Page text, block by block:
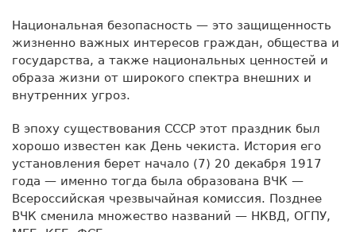
Национальная безопасность — это защищенность
жизненно важных интересов граждан, общества и
государства, а также национальных ценностей и
образа жизни от широкого спектра внешних и
внутренних угроз.
В эпоху существования СССР этот праздник был
хорошо известен как День чекиста. История его
установления берет начало (7) 20 декабря 1917
года — именно тогда была образована ВЧК —
Всероссийская чрезвычайная комиссия. Позднее
ВЧК сменила множество названий — НКВД, ОГПУ,